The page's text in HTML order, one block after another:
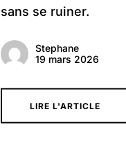
sans se ruiner.
Stephane
19 mars 2026
LIRE L'ARTICLE